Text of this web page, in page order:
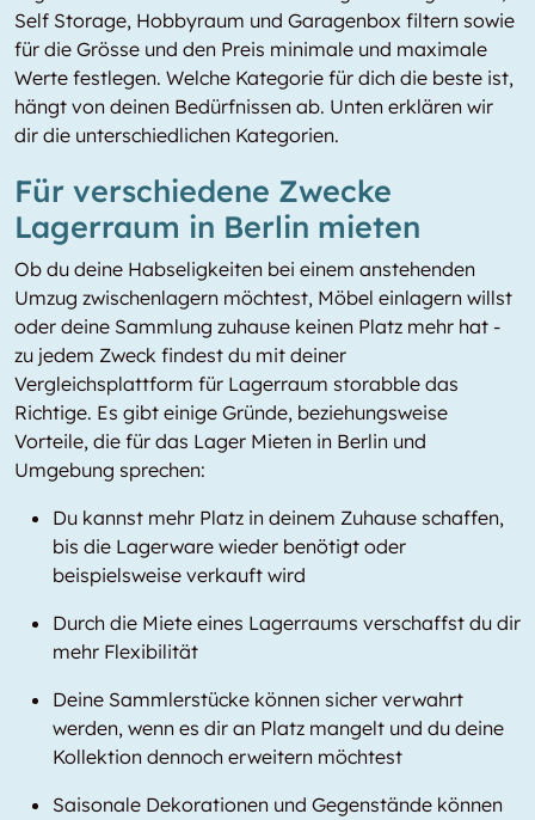
Self Storage, Hobbyraum und Garagenbox filtern sowie
für die Grösse und den Preis minimale und maximale
Werte festlegen. Welche Kategorie für dich die beste ist,
hängt von deinen Bedürfnissen ab. Unten erklären wir
dir die unterschiedlichen Kategorien.
Für verschiedene Zwecke
Lagerraum in Berlin mieten
Ob du deine Habseligkeiten bei einem anstehenden
Umzug zwischenlagern möchtest, Möbel einlagern willst
oder deine Sammlung zuhause keinen Platz mehr hat -
zu jedem Zweck findest du mit deiner
Vergleichsplattform für Lagerraum storabble das
Richtige. Es gibt einige Gründe, beziehungsweise
Vorteile, die für das Lager Mieten in Berlin und
Umgebung sprechen:
Du kannst mehr Platz in deinem Zuhause schaffen,
bis die Lagerware wieder benötigt oder
beispielsweise verkauft wird
Durch die Miete eines Lagerraums verschaffst du dir
mehr Flexibilität
Deine Sammlerstücke können sicher verwahrt
werden, wenn es dir an Platz mangelt und du deine
Kollektion dennoch erweitern möchtest
Saisonale Dekorationen und Gegenstände können